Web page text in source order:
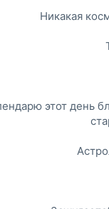
Никакая
этот день